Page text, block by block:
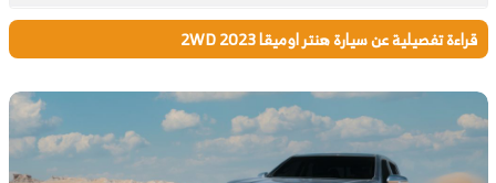
قراءة تفصيلية عن سيارة هنتر اوميقا 2WD 2023